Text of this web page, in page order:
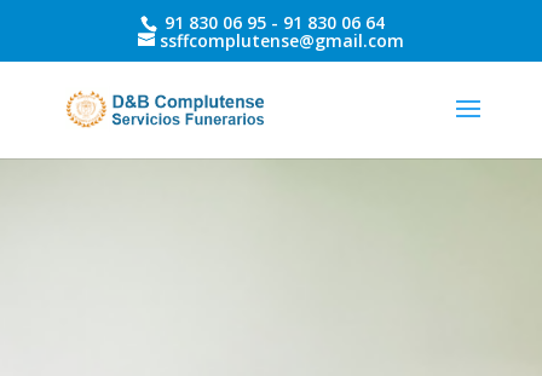
91 830 06 95 - 91 830 06 64
ssffcomplutense@gmail.com